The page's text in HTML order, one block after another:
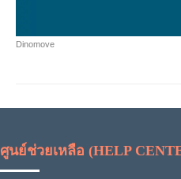
Dinomove
ศูนย์ช่วยเหลือ (HELP